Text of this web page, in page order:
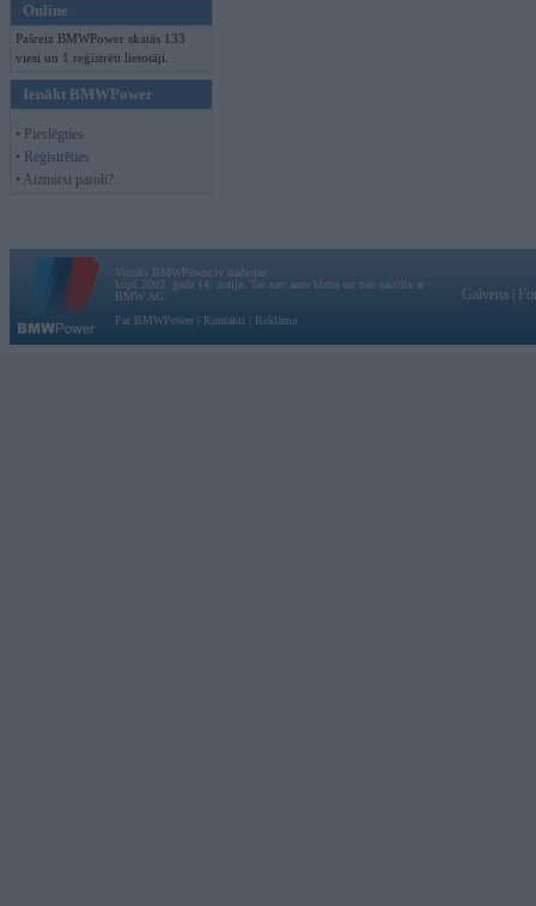
Online
Pašreiz BMWPower skatās 133
viesi un 1 reģistrēti lietotāji.
Ienākt BMWPower
• Pieslēgties
• Reģistrēties
• Aizmirsi paroli?
Vortāls BMWPower.lv darbojas
kopš 2002. gada 14. maija. Tas nav auto klubs un nav saistīts ar
BMW AG.
Par BMWPower
Kontakti Reklāma
Galvena